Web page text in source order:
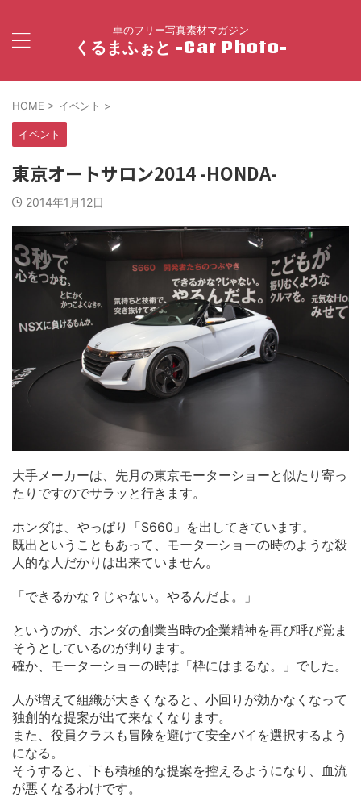
車のフリー写真素材マガジン
くるまふぉと -Car Photo-
HOME > イベント >
イベント
東京オートサロン2014 -HONDA-
2014年1月12日
大手メーカーは、先月の東京モーターショーと似たり寄っ
たりですのでサラッと行きます。
ホンダは、やっぱり「S660」を出してきています。
既出ということもあって、モーターショーの時のような殺
人的な人だかりは出来ていません。
「できるかな？じゃない。やるんだよ。」
というのが、ホンダの創業当時の企業精神を再び呼び覚ま
そうとしているのが判ります。
確か、モーターショーの時は「枠にはまるな。」でした。
人が増えて組織が大きくなると、小回りが効かなくなって
独創的な提案が出て来なくなります。
また、役員クラスも冒険を避けて安全パイを選択するよう
になる。
そうすると、下も積極的な提案を控えるようになり、血流
が悪くなるわけです。